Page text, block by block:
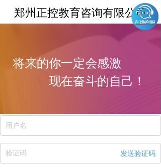
将来的你一定会感激
现在奋斗的自己 ！
郑州正控教育咨询有限公司
发送验证码